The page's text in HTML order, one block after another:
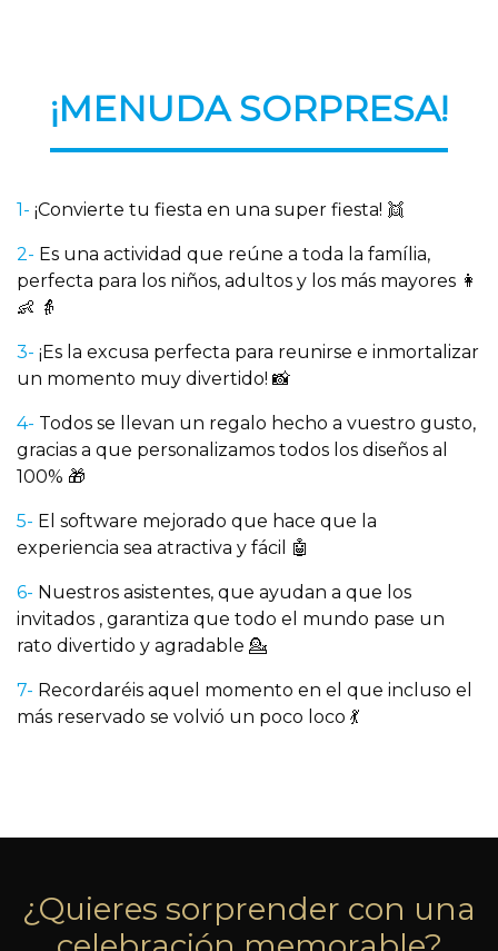
¡MENUDA SORPRESA!
1- ¡Convierte tu fiesta en una super fiesta! 👯
2- Es una actividad que reúne a toda la família,
perfecta para los niños, adultos y los más mayores 👩
👶 👵
3- ¡Es la excusa perfecta para reunirse e inmortalizar
un momento muy divertido! 📸
4- Todos se llevan un regalo hecho a vuestro gusto,
gracias a que personalizamos todos los diseños al
100% 🎁
5- El software mejorado que hace que la
experiencia sea atractiva y fácil 🤖
6- Nuestros asistentes, que ayudan a que los
invitados , garantiza que todo el mundo pase un
rato divertido y agradable 💁
7- Recordaréis aquel momento en el que incluso el
más reservado se volvió un poco loco 💃
¿Quieres sorprender con una